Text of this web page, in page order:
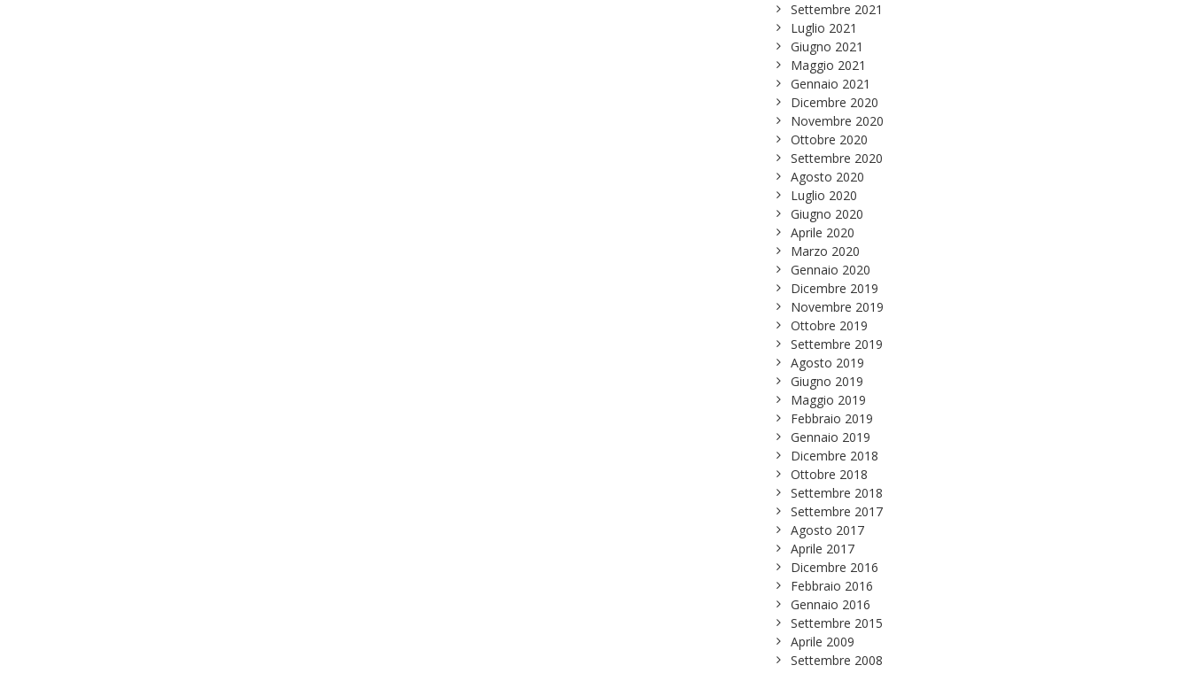
Settembre 2021
Luglio 2021
Giugno 2021
Maggio 2021
Gennaio 2021
Dicembre 2020
Novembre 2020
Ottobre 2020
Settembre 2020
Agosto 2020
Luglio 2020
Giugno 2020
Aprile 2020
Marzo 2020
Gennaio 2020
Dicembre 2019
Novembre 2019
Ottobre 2019
Settembre 2019
Agosto 2019
Giugno 2019
Maggio 2019
Febbraio 2019
Gennaio 2019
Dicembre 2018
Ottobre 2018
Settembre 2018
Settembre 2017
Agosto 2017
Aprile 2017
Dicembre 2016
Febbraio 2016
Gennaio 2016
Settembre 2015
Aprile 2009
Settembre 2008